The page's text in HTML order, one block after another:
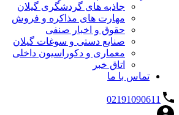
جاذبه های گردشگری گیلان
مهارت های مذاکره و فروش
حقوق و اخبار صنفی
صنایع دستی و سوغات گیلان
معماری و دکوراسیون داخلی
اتاق خبر
تماس با ما
02191090611